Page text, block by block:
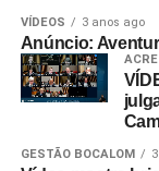
VÍDEOS 3 anos ago
Anúncio:
ACRE
GESTÃO BOCALOM